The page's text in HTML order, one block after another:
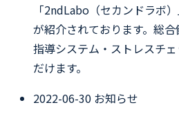
「2ndLabo（セカンドラボ
が紹介されております。総
指導システム・ストレスチ
だけます。
2022-06-30 お知らせ